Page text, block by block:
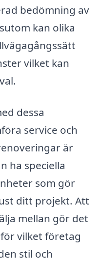
bedömning av
kan olika
vilket kan
dessa
service och
är
ha speciella
som gör
ditt projekt. Att
mellan gör det
vilket företag
stil och